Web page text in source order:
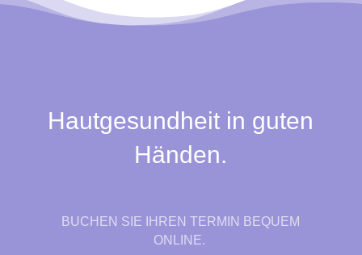
Hautgesundheit in guten
Händen.
BUCHEN SIE IHREN TERMIN BEQUEM
ONLINE.